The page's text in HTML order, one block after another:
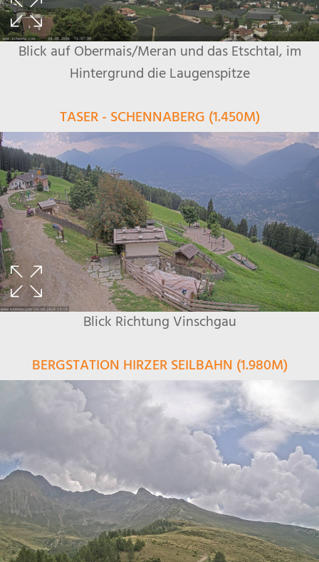
Blick auf Obermais/Meran und das Etschtal, im
Hintergrund die Laugenspitze
TASER - SCHENNABERG (1.450M)
Blick Richtung Vinschgau
BERGSTATION HIRZER SEILBAHN (1.980M)